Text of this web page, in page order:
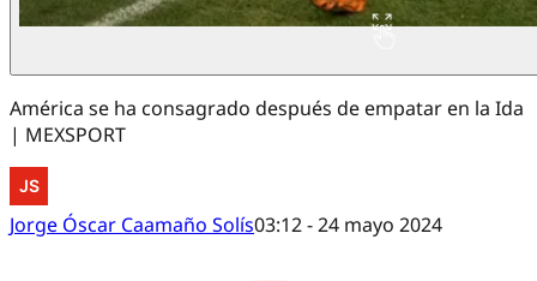
América se ha consagrado después de empatar en la Ida
| MEXSPORT
Jorge Óscar Caamaño Solís03:12 - 24 mayo 2024